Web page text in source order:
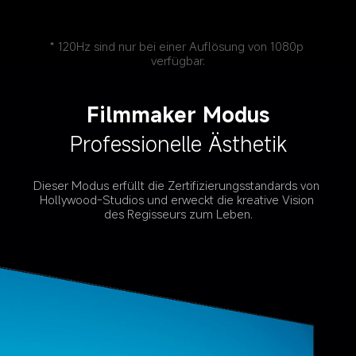
* 120Hz sind nur bei einer Auflösung von 1080p
verfügbar.
Professionelle Ästhetik
Dieser Modus erfüllt die Zertifizierungsstandards von
Hollywood-Studios und erweckt die kreative Vision
des Regisseurs zum Leben.